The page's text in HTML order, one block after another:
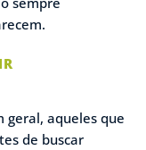
geral, aqueles que
de buscar